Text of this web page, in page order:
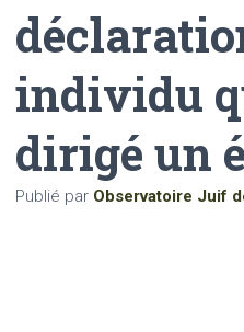
individu
dirigé un
Publié par Observatoire Juif